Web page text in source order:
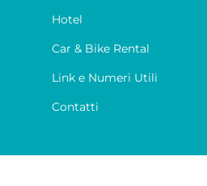
Hotel
Car & Bike Rental
Link e Numeri Utili
Contatti